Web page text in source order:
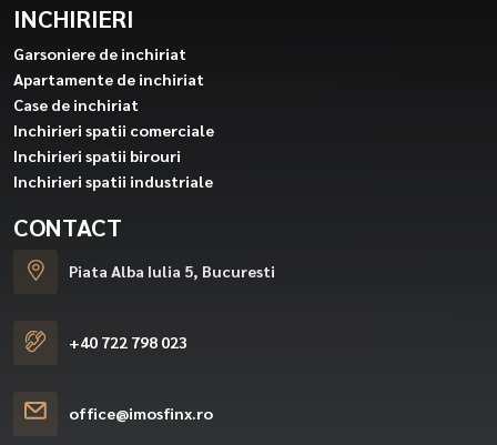
INCHIRIERI
Garsoniere de inchiriat
Apartamente de inchiriat
Case de inchiriat
Inchirieri spatii comerciale
Inchirieri spatii birouri
Inchirieri spatii industriale
CONTACT
Piata Alba Iulia 5, Bucuresti
+40 722 798 023
office@imosfinx.ro